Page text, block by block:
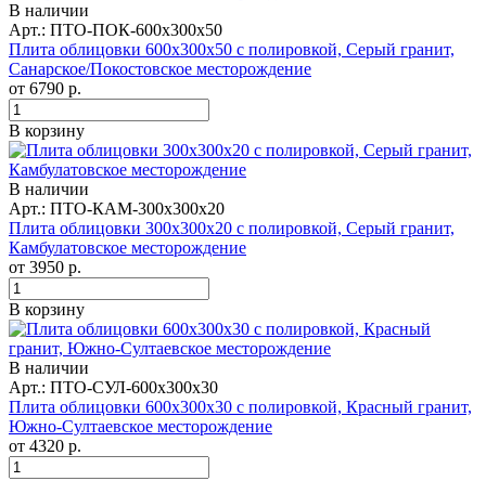
В наличии
Арт.: ПТО-ПОК-600х300х50
Плита облицовки 600x300x50 с полировкой, Серый гранит,
Санарское/Покостовское месторождение
от 6790 р.
В корзину
В наличии
Арт.: ПТО-КАМ-300х300х20
Плита облицовки 300x300x20 с полировкой, Серый гранит,
Камбулатовское месторождение
от 3950 р.
В корзину
В наличии
Арт.: ПТО-СУЛ-600х300х30
Плита облицовки 600x300x30 с полировкой, Красный гранит,
Южно-Султаевское месторождение
от 4320 р.